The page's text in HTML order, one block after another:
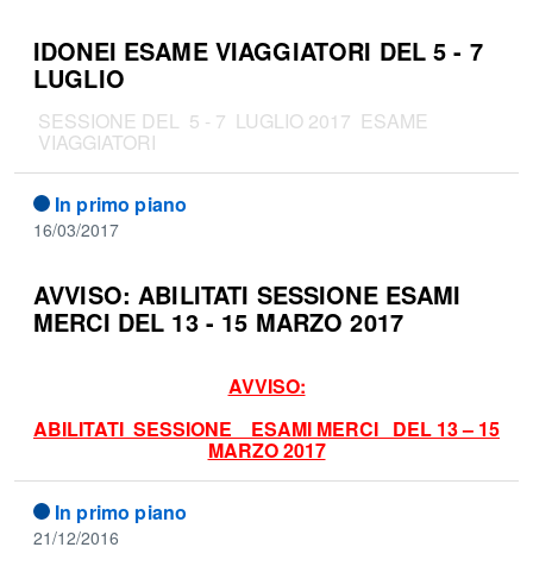
IDONEI ESAME VIAGGIATORI DEL 5 - 7
LUGLIO
SESSIONE DEL 5 - 7 LUGLIO 2017 ESAME
VIAGGIATORI
In primo piano
16/03/2017
AVVISO: ABILITATI SESSIONE ESAMI
MERCI DEL 13 - 15 MARZO 2017
AVVISO:
ABILITATI SESSIONE ESAMI MERCI DEL 13 – 15
MARZO 2017
In primo piano
21/12/2016